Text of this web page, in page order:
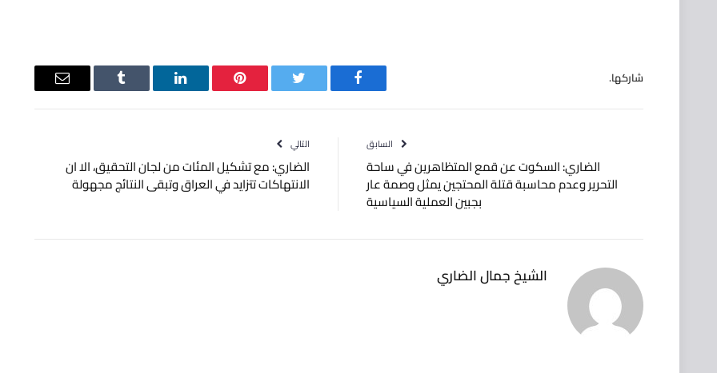
شاركها.
فيسبوك تويتر بينتيريستلينكدإن Tumblr
البريد
السابق
الضاري: السكوت عن قمع المتظاهرين‬⁩ في ⁧‫ساحة
التحرير‬⁩ وعدم محاسبة قتلة المحتجين يمثل وصمة عار
بجبين العملية السياسية
التالي
الضاري: مع تشكيل المئات من لجان التحقيق، الا ان
الانتهاكات تتزايد في ⁧‫العراق‬⁩ وتبقى النتائج مجهولة
الشيخ جمال الضاري